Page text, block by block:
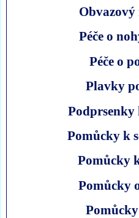
Péče o
Péče o
Plavky
Podprsenky
Pomůcky k
Pomůcky
Pomůcky